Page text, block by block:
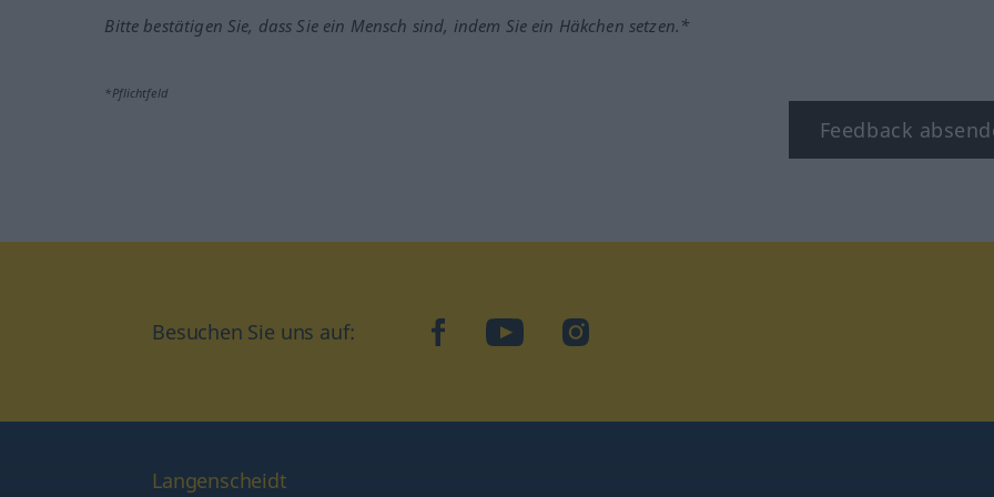
Bitte bestätigen Sie, dass Sie ein Mensch sind, indem Sie ein Häkchen setzen.*
*Pflichtfeld
Feedback
Besuchen Sie uns auf: facebookYouTubeInstagram
Langenscheidt